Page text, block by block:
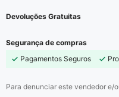
Devoluções Gratuitas
Segurança de compras
Pagamentos Seguros
Para denunciar este vendedor e/